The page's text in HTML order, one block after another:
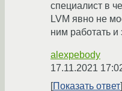
специалист в
LVM явно не
ним работать и
alexpebody
17.11.2021
Показать ответ